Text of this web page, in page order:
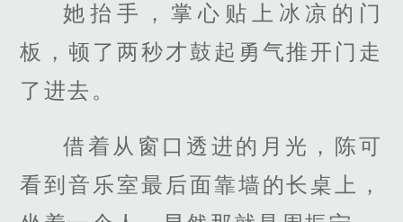
她抬手，掌心贴上冰凉的门
板，顿了两秒才鼓起勇气推开门走
了进去。
借着从窗口透进的月光，陈可
看到音乐室最后面靠墙的长桌上，